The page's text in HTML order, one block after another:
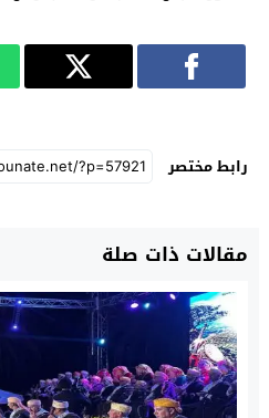
رابط مختصر
مقالات ذات صلة